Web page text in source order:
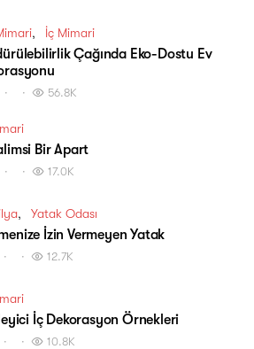
İç Mimari
Çağında Eko-Dostu Ev
56.8K
Bir Apart
17.0K
Yatak Odası
İzin Vermeyen Yatak
12.7K
İç Dekorasyon Örnekleri
10.8K